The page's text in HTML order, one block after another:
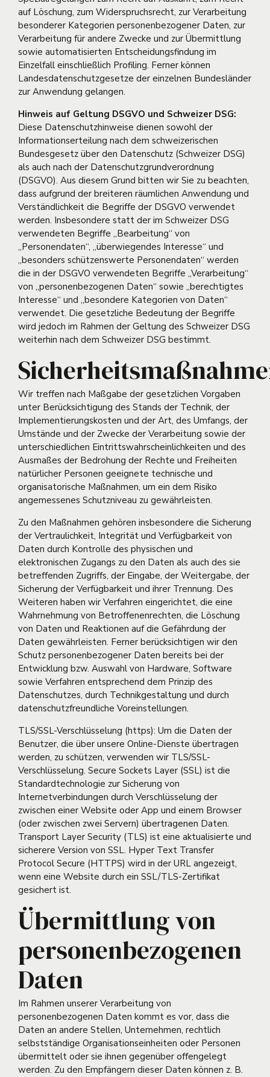
auf Löschung, zum Widerspruchsrecht, zur Verarbeitung
besonderer Kategorien personenbezogener Daten, zur
Verarbeitung für andere Zwecke und zur Übermittlung
sowie automatisierten Entscheidungsfindung im
Einzelfall einschließlich Profiling. Ferner können
Landesdatenschutzgesetze der einzelnen Bundesländer
zur Anwendung gelangen.
Hinweis auf Geltung DSGVO und Schweizer DSG:
Diese Datenschutzhinweise dienen sowohl der
Informationserteilung nach dem schweizerischen
Bundesgesetz über den Datenschutz (Schweizer DSG)
als auch nach der Datenschutzgrundverordnung
(DSGVO). Aus diesem Grund bitten wir Sie zu beachten,
dass aufgrund der breiteren räumlichen Anwendung und
Verständlichkeit die Begriffe der DSGVO verwendet
werden. Insbesondere statt der im Schweizer DSG
verwendeten Begriffe „Bearbeitung“ von
„Personendaten“, „überwiegendes Interesse“ und
„besonders schützenswerte Personendaten“ werden
die in der DSGVO verwendeten Begriffe „Verarbeitung“
von „personenbezogenen Daten“ sowie „berechtigtes
Interesse“ und „besondere Kategorien von Daten“
verwendet. Die gesetzliche Bedeutung der Begriffe
wird jedoch im Rahmen der Geltung des Schweizer DSG
weiterhin nach dem Schweizer DSG bestimmt.
Wir treffen nach Maßgabe der gesetzlichen Vorgaben
unter Berücksichtigung des Stands der Technik, der
Implementierungskosten und der Art, des Umfangs, der
Umstände und der Zwecke der Verarbeitung sowie der
unterschiedlichen Eintrittswahrscheinlichkeiten und des
Ausmaßes der Bedrohung der Rechte und Freiheiten
natürlicher Personen geeignete technische und
organisatorische Maßnahmen, um ein dem Risiko
angemessenes Schutzniveau zu gewährleisten.
Zu den Maßnahmen gehören insbesondere die Sicherung
der Vertraulichkeit, Integrität und Verfügbarkeit von
Daten durch Kontrolle des physischen und
elektronischen Zugangs zu den Daten als auch des sie
betreffenden Zugriffs, der Eingabe, der Weitergabe, der
Sicherung der Verfügbarkeit und ihrer Trennung. Des
Weiteren haben wir Verfahren eingerichtet, die eine
Wahrnehmung von Betroffenenrechten, die Löschung
von Daten und Reaktionen auf die Gefährdung der
Daten gewährleisten. Ferner berücksichtigen wir den
Schutz personenbezogener Daten bereits bei der
Entwicklung bzw. Auswahl von Hardware, Software
sowie Verfahren entsprechend dem Prinzip des
Datenschutzes, durch Technikgestaltung und durch
datenschutzfreundliche Voreinstellungen.
TLS/SSL-Verschlüsselung (https): Um die Daten der
Benutzer, die über unsere Online-Dienste übertragen
werden, zu schützen, verwenden wir TLS/SSL-
Verschlüsselung. Secure Sockets Layer (SSL) ist die
Standardtechnologie zur Sicherung von
Internetverbindungen durch Verschlüsselung der
zwischen einer Website oder App und einem Browser
(oder zwischen zwei Servern) übertragenen Daten.
Transport Layer Security (TLS) ist eine aktualisierte und
sicherere Version von SSL. Hyper Text Transfer
Protocol Secure (HTTPS) wird in der URL angezeigt,
wenn eine Website durch ein SSL/TLS-Zertifikat
gesichert ist.
Übermittlung von
personenbezogenen
Daten
Im Rahmen unserer Verarbeitung von
personenbezogenen Daten kommt es vor, dass die
Daten an andere Stellen, Unternehmen, rechtlich
selbstständige Organisationseinheiten oder Personen
übermittelt oder sie ihnen gegenüber offengelegt
werden. Zu den Empfängern dieser Daten können z. B.